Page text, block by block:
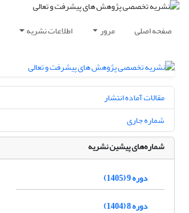
صفحه اصلی مرور اطلاعات نشریه
مقالات آماده انتشار
شماره جاری
شماره‌های پیشین نشریه
دوره 9 (1405)
دوره 8 (1404)